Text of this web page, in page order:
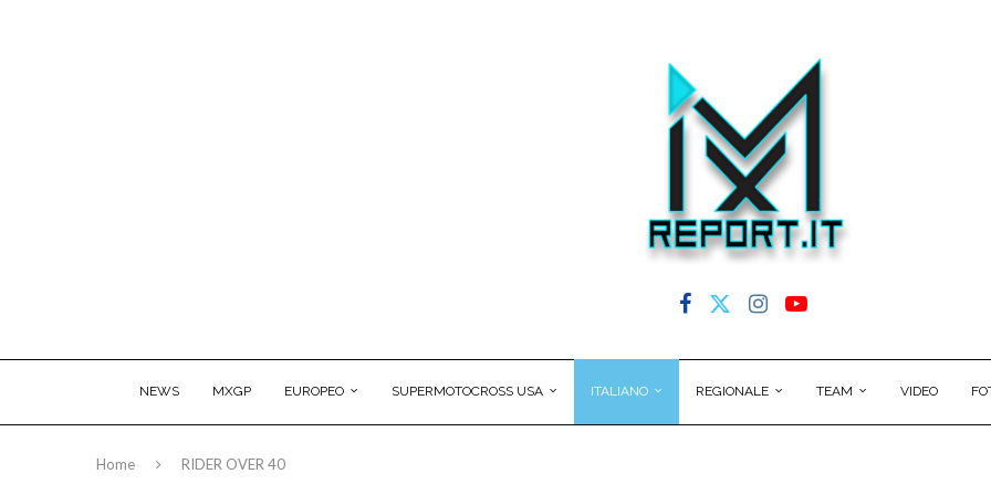
NEWS MXGP EUROPEO SUPERMOTOCROSS USA ITALIANO REGIONALE TEAM VIDEO
Home RIDER OVER 40